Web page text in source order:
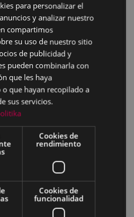
BASQUE
SPANISH
para personalizar el
y analizar nuestro
compartimos
su uso de nuestro sitio
de publicidad y
pueden combinarla con
que les haya
que hayan recopilado a
sus servicios.
Cookies de
rendimiento
Cookies de
funcionalidad